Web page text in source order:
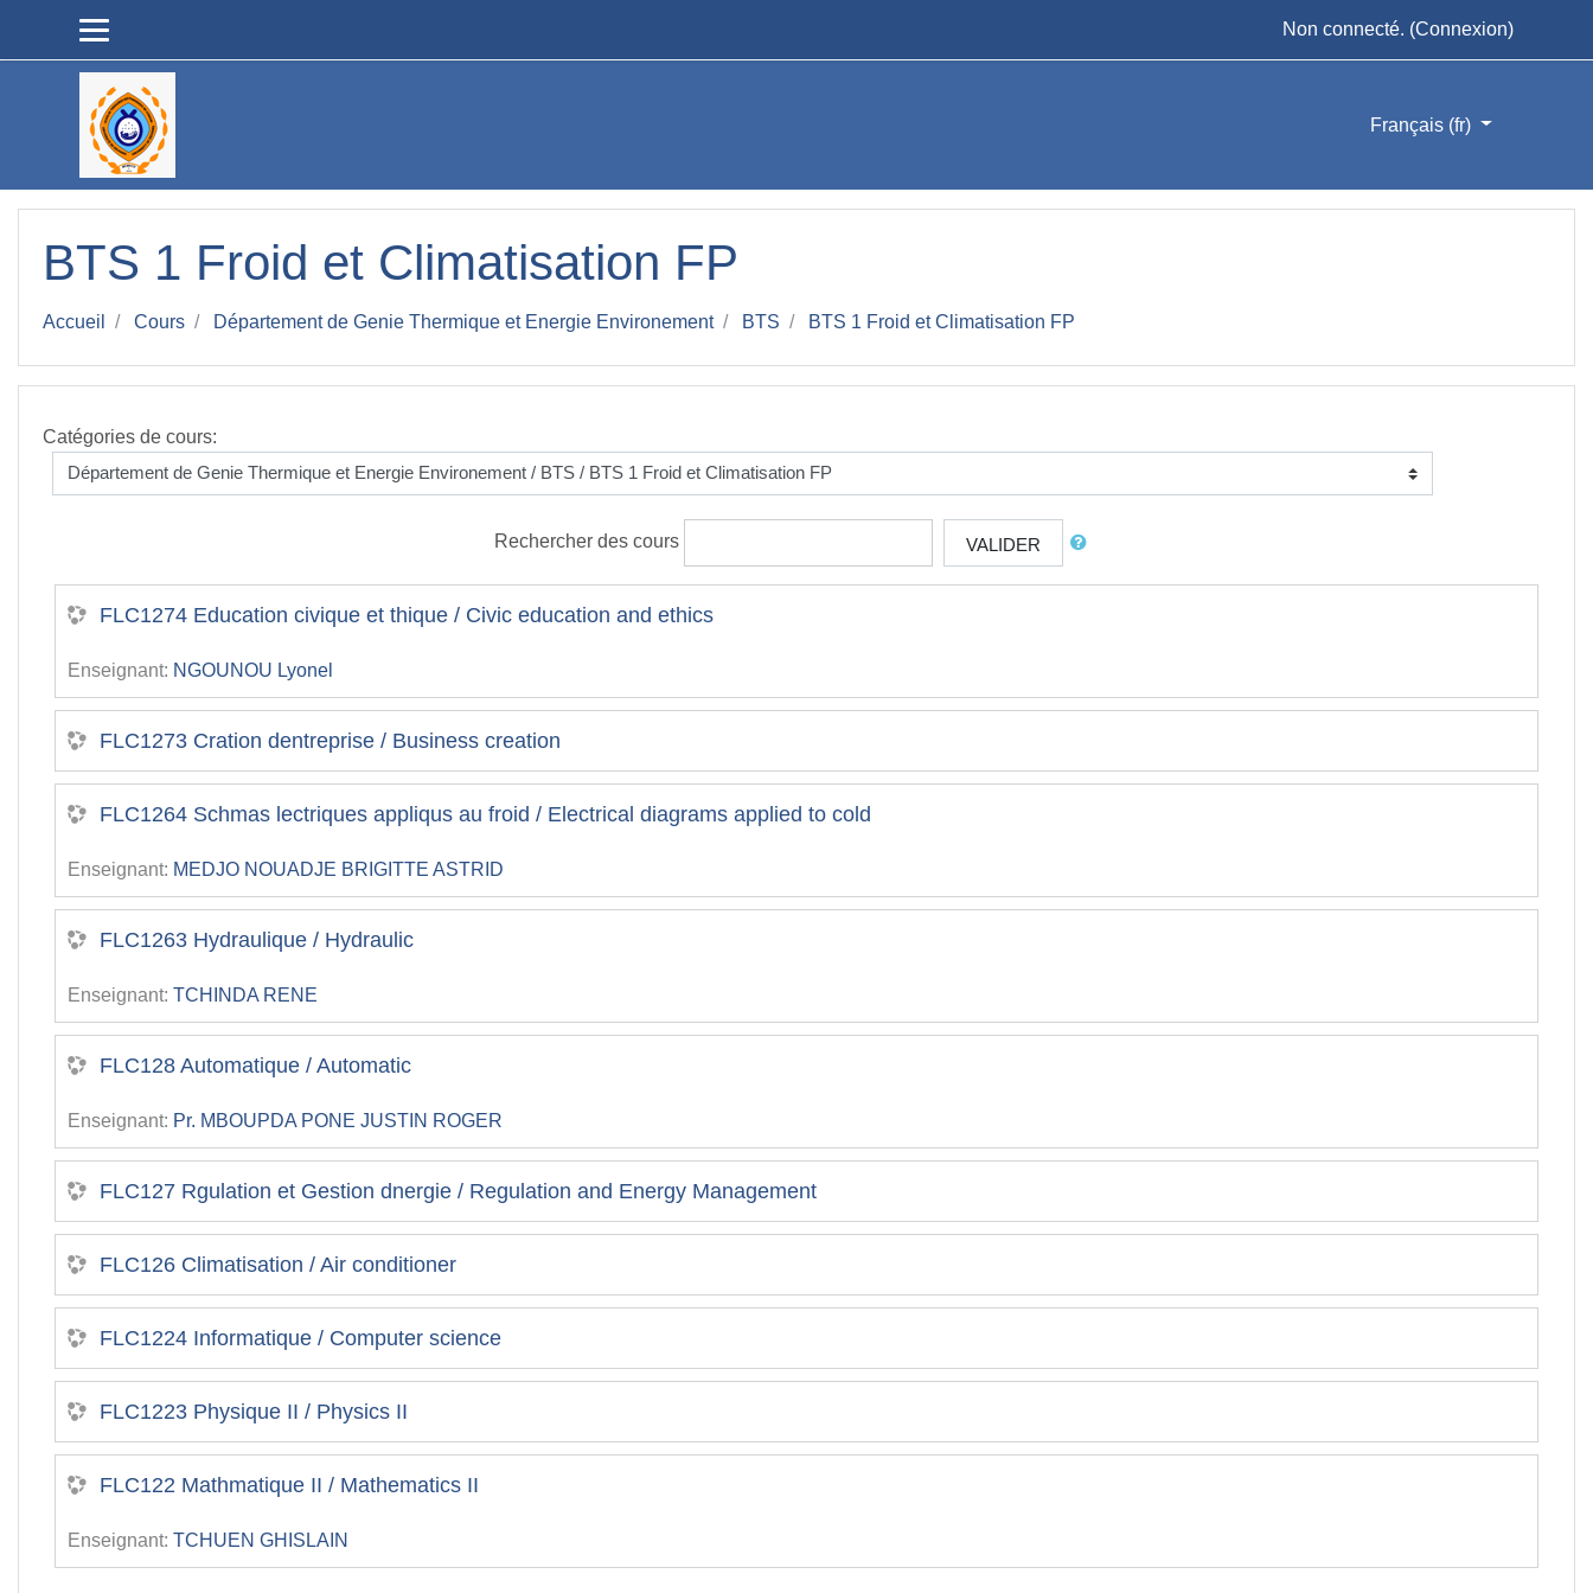
Non connecté. (Connexion)
Français ‎(fr)‎
BTS 1 Froid et Climatisation FP
Accueil Cours Département de Genie Thermique et Energie Environement BTS BTS 1 Froid et Climatisation FP
Catégories de cours:
Rechercher des cours VALIDER
FLC1274 Education civique et thique / Civic education and ethics
Enseignant: NGOUNOU Lyonel
FLC1273 Cration dentreprise / Business creation
FLC1264 Schmas lectriques appliqus au froid / Electrical diagrams applied to cold
Enseignant: MEDJO NOUADJE BRIGITTE ASTRID
FLC1263 Hydraulique / Hydraulic
Enseignant: TCHINDA RENE
FLC128 Automatique / Automatic
Enseignant: Pr. MBOUPDA PONE JUSTIN ROGER
FLC127 Rgulation et Gestion dnergie / Regulation and Energy Management
FLC126 Climatisation / Air conditioner
FLC1224 Informatique / Computer science
FLC1223 Physique II / Physics II
FLC122 Mathmatique II / Mathematics II
Enseignant: TCHUEN GHISLAIN